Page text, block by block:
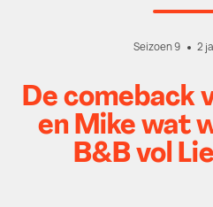
Seizoen 9 2
De comeback
en Mike wat
B&B vol